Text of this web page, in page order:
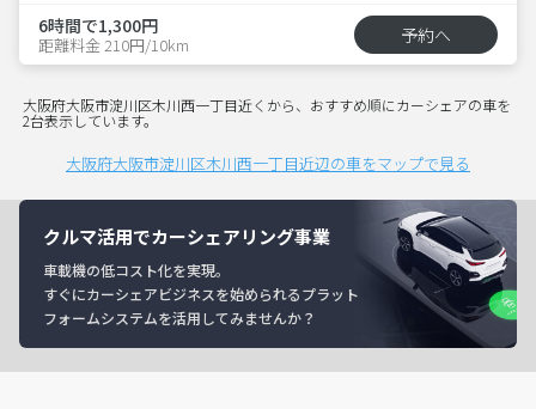
6時間で1,300円
距離料金 210円/10km 予約へ
大阪府大阪市淀川区木川西一丁目近くから、おすすめ順にカーシェアの車を
2台表示しています。
大阪府大阪市淀川区木川西一丁目近辺の車をマップで見る
クルマ活用でカーシェアリング事業
車載機の低コスト化を実現。
すぐにカーシェアビジネスを始められるプラット
フォームシステムを活用してみませんか？